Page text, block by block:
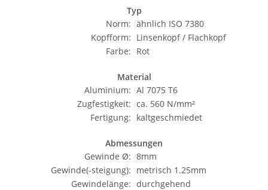
Typ
Norm: ähnlich ISO 7380
Kopfform: Linsenkopf / Flachkopf
Farbe: Rot
Material
Aluminium: Al 7075 T6
Zugfestigkeit: ca. 560 N/mm²
Fertigung: kaltgeschmiedet
Abmessungen
Gewinde Ø: 8mm
Gewinde(-steigung): metrisch 1.25mm
Gewindelänge: durchgehend